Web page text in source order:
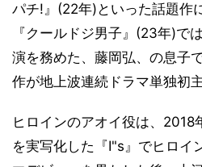
パチ!』(22年)といった話題作
『クールドジ男子』(23年)で
演を務めた、藤岡弘、の息子
作が地上波連続ドラマ単独初
ヒロインのアオイ役は、2018
を実写化した『I"s』でヒロイ